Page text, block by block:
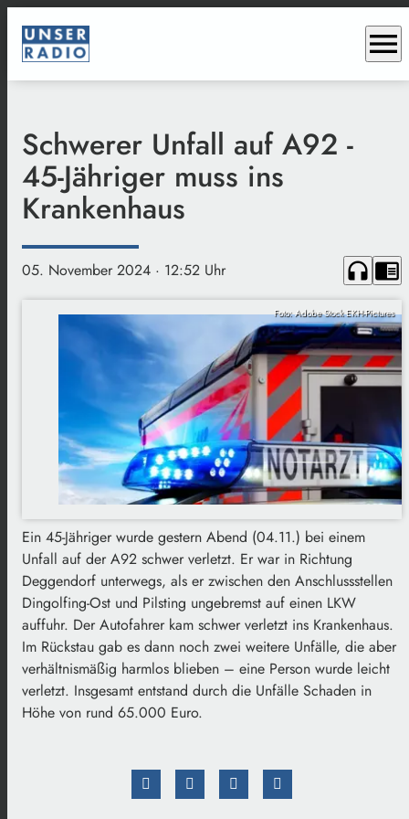
menu
Schwerer Unfall auf A92 -
45-Jähriger muss ins
Krankenhaus
05. November 2024 · 12:52 Uhr headphones chrome_reader_mode
Foto: Adobe Stock EKH-Pictures
Ein 45-Jähriger wurde gestern Abend (04.11.) bei einem
Unfall auf der A92 schwer verletzt. Er war in Richtung
Deggendorf unterwegs, als er zwischen den Anschlussstellen
Dingolfing-Ost und Pilsting ungebremst auf einen LKW
auffuhr. Der Autofahrer kam schwer verletzt ins Krankenhaus.
Im Rückstau gab es dann noch zwei weitere Unfälle, die aber
verhältnismäßig harmlos blieben – eine Person wurde leicht
verletzt. Insgesamt entstand durch die Unfälle Schaden in
Höhe von rund 65.000 Euro.